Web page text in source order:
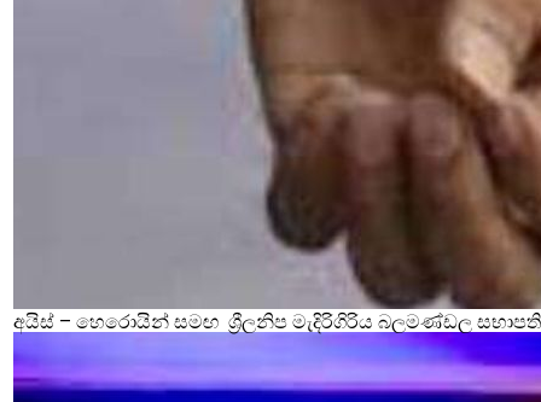
අයිස් – හෙරොයින් සමඟ ශ්‍රීලනිප මැදිරිගිරිය බලමණ්ඩල සභාපති